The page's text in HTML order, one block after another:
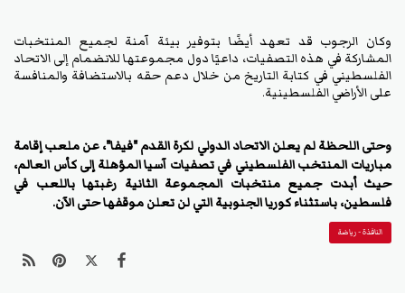
وكان الرجوب قد تعهد أيضًا بتوفير بيئة آمنة لجميع المنتخبات
المشاركة في هذه التصفيات، داعيًا دول مجموعتها للانضمام إلى الاتحاد
الفلسطيني في كتابة التاريخ من خلال دعم حقه بالاستضافة والمنافسة
على الأراضي الفلسطينية.
وحتى اللحظة لم يعلن الاتحاد الدولي لكرة القدم "فيفا"، عن ملعب إقامة
مباريات المنتخب الفلسطيني في تصفيات آسيا المؤهلة إلى كأس العالم،
حيث أبدت جميع منتخبات المجموعة الثانية رغبتها باللعب في
فلسطين، باستثناء كوريا الجنوبية التي لن تعلن موقفها حتى الآن.
النافذة - رياضة